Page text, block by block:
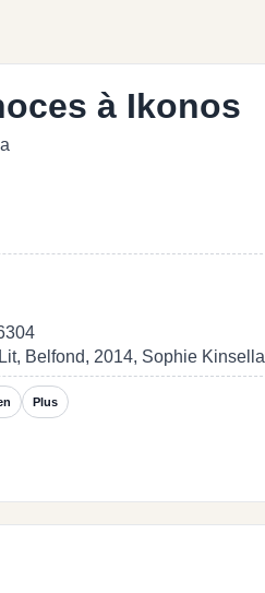
à Ikonos
Belfond, 2014, Sophie Kinsella
Plus